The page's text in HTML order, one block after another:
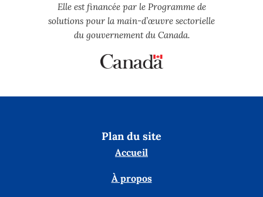
Elle est financée par le Programme de
solutions pour la main-d’œuvre sectorielle
du gouvernement du Canada.
Plan du site
Accueil
À propos